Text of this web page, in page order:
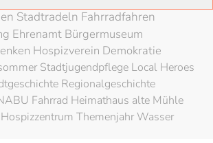
Stadtradeln Fahrradfahren
Ehrenamt Bürgermuseum
Hospizverein Demokratie
Stadtjugendpflege Local Heroes
Regionalgeschichte
Fahrrad Heimathaus alte Mühle
Hospizzentrum Themenjahr Wasser